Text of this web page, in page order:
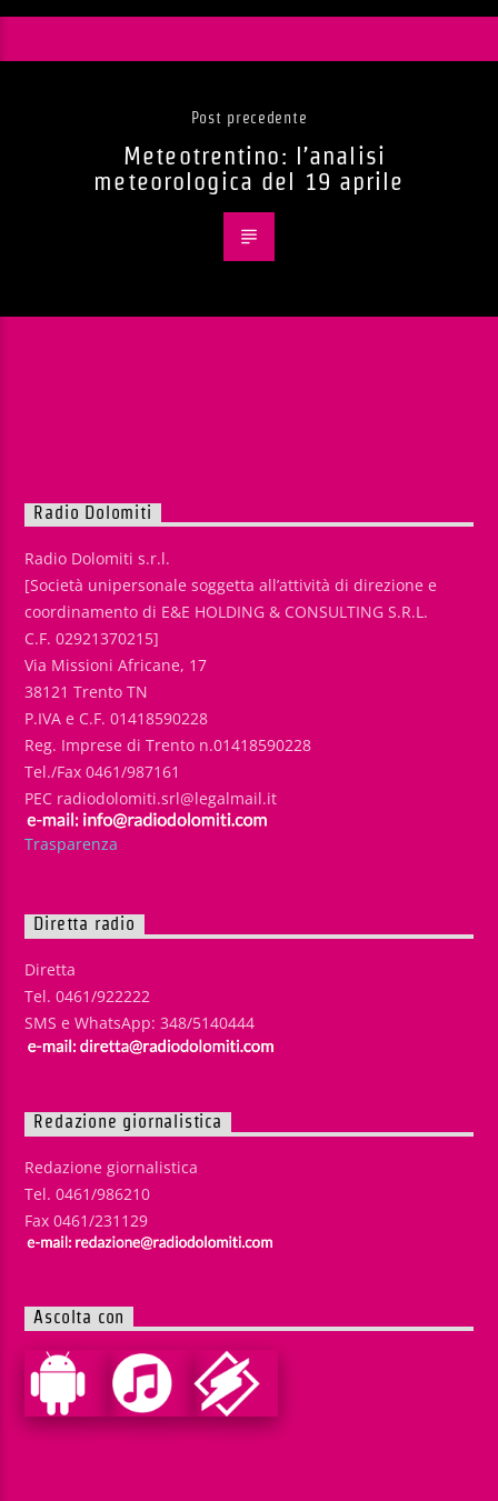
Post precedente
Meteotrentino: l’analisi
meteorologica del 19 aprile
Radio Dolomiti
Radio Dolomiti s.r.l.
[Società unipersonale soggetta all’attività di direzione e
coordinamento di E&E HOLDING & CONSULTING S.R.L.
C.F. 02921370215]
Via Missioni Africane, 17
38121 Trento TN
P.IVA e C.F. 01418590228
Reg. Imprese di Trento n.01418590228
Tel./Fax 0461/987161
PEC radiodolomiti.srl@legalmail.it
Trasparenza
Diretta radio
Diretta
Tel. 0461/922222
SMS e WhatsApp: 348/5140444
Redazione giornalistica
Redazione giornalistica
Tel. 0461/986210
Fax 0461/231129
Ascolta con